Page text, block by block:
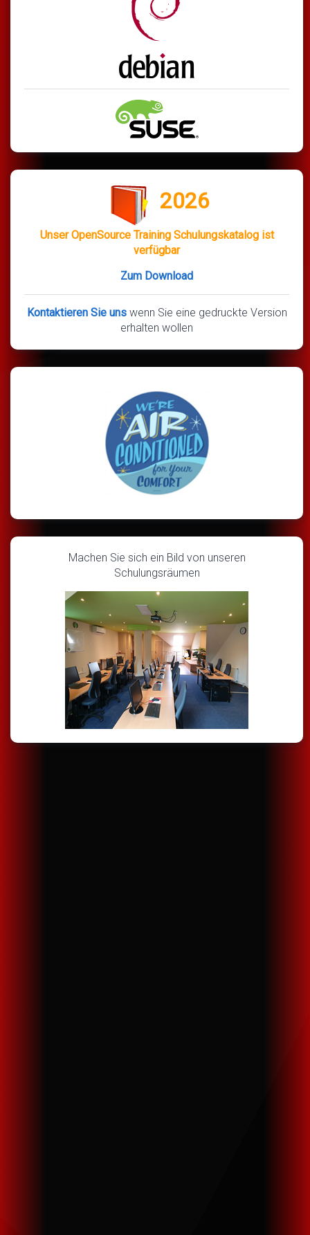
2026
Unser OpenSource Training Schulungskatalog ist
verfügbar
Zum Download
Kontaktieren Sie uns wenn Sie eine gedruckte Version
erhalten wollen
Machen Sie sich ein Bild von unseren
Schulungsräumen